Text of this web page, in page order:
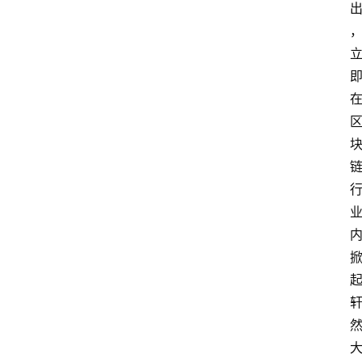
出
，
立
即
在
区
块
链
行
业
内
掀
起
轩
然
大